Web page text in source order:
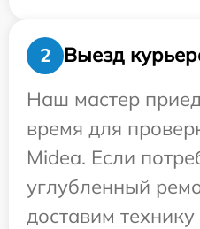
2
Выезд
Наш мастер
время для
Midea. Если
углубленный
доставим технику